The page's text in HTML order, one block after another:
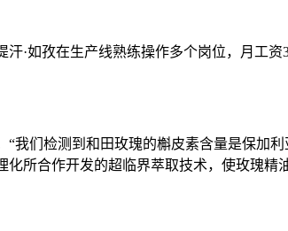
如孜在生产线熟练操作多个岗位，月工资
们检测到和田玫瑰的槲皮素含量是保加利
所合作开发的超临界萃取技术，使玫瑰精